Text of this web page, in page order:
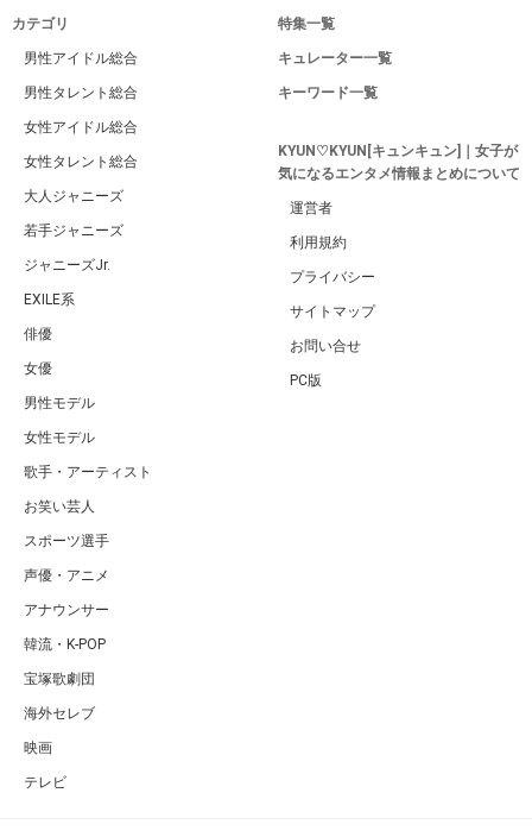
カテゴリ
男性アイドル総合
男性タレント総合
女性アイドル総合
女性タレント総合
大人ジャニーズ
若手ジャニーズ
ジャニーズJr.
EXILE系
俳優
女優
男性モデル
女性モデル
歌手・アーティスト
お笑い芸人
スポーツ選手
声優・アニメ
アナウンサー
韓流・K-POP
宝塚歌劇団
海外セレブ
映画
テレビ
特集一覧
キュレーター一覧
キーワード一覧
KYUN♡KYUN[キュンキュン]｜女子が
気になるエンタメ情報まとめについて
運営者
利用規約
プライバシー
サイトマップ
お問い合せ
PC版